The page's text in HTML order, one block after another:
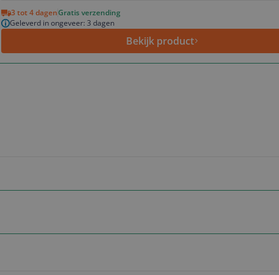
3 tot 4 dagenGratis verzending
Geleverd in ongeveer: 3 dagen
Bekijk product